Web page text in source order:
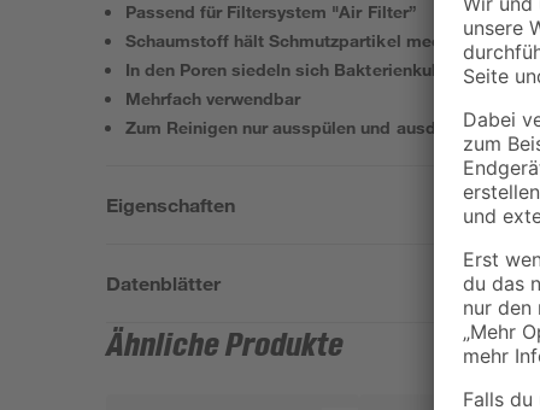
Passend für Filtersystem "Air Filter”
Schaumstoff hält Schmutzpartikel mechanisch fest
In den Poren siedeln sich Bakterienkulturen an
Mehrfach verwendbar
Zum Reinigen nur ausspülen und ausdrücken
Eigenschaften
Datenblätter
Ähnliche Produkte